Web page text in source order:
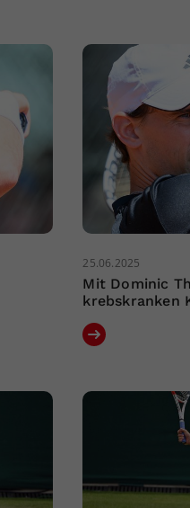
25.06.2025
Mit Dominic
krebskranken